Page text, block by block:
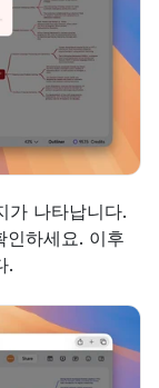
인하세요. 이후
.